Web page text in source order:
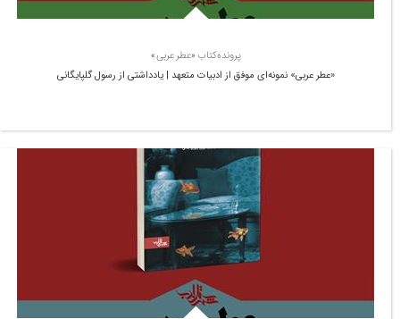
پرونده‌کتاب «عطر عربی»
«عطر عربی» نمونه‌ای موفق از ادبیات متعهد | یادداشتی از رسول گلپایگانی